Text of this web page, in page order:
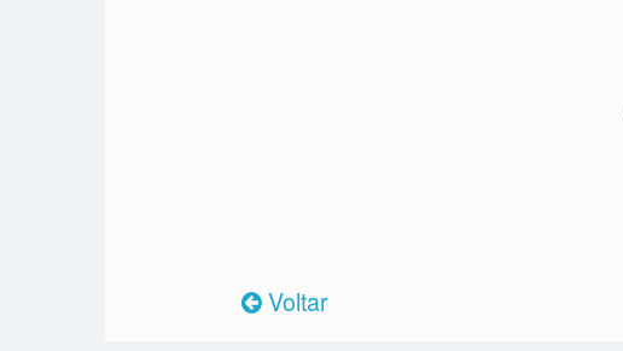
Voltar